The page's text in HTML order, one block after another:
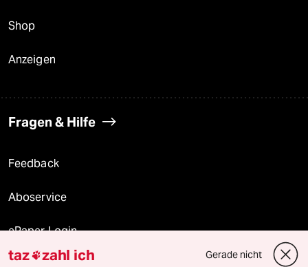
Shop
Anzeigen
Fragen & Hilfe
Feedback
Aboservice
ePaper Login
taz zahl ich Gerade nicht